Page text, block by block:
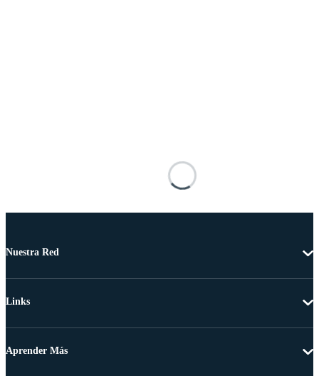
Nuestra Red
Links
Aprender Más